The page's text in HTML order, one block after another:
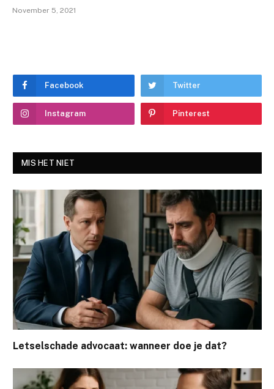
November 5, 2021
Facebook Twitter
Instagram Pinterest
MIS HET NIET
Letselschade advocaat: wanneer doe je dat?